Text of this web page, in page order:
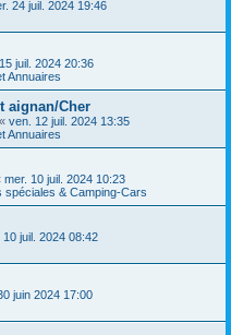
24 juil. 2024 19:46
juil. 2024 20:36
Annuaires
aignan/Cher
« ven. 12 juil. 2024 13:35
Annuaires
mer. 10 juil. 2024 10:23
spéciales & Camping-Cars
10 juil. 2024 08:42
juin 2024 17:00